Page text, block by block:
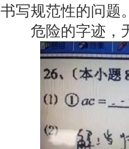
书写规范性的问题
危险的字迹，无